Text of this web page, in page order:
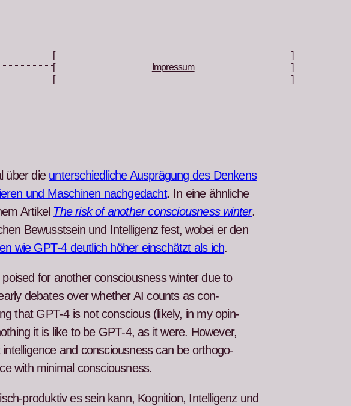
[
[
[
Impressum
]
]
]
über die unter­schiedliche Aus­prä­gung des Denkens
und Maschi­nen nachgedacht. In eine ähn­liche
Artikel The risk of anoth­er con­scious­ness win­ter.
Bewusst­sein und Intel­li­genz fest, wobei er den
wie GPT‑4 deut­lich höher ein­schätzt als ich.
for anoth­er con­scious­ness win­ter due to
debates over whether AI counts as con­
that GPT‑4 is not con­scious (like­ly, in my opin­
it is like to be GPT‑4, as it were. How­ev­er,
and con­scious­ness can be orthog­o­
with min­i­mal con­scious­ness.
pro­duk­tiv es sein kann, Kog­ni­tion, Intel­li­genz und